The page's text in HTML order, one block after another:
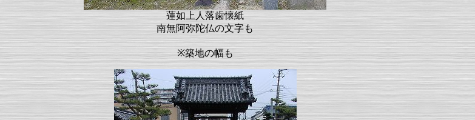
蓮如上人落歯懐紙
南無阿弥陀仏の文字も
※築地の幅も